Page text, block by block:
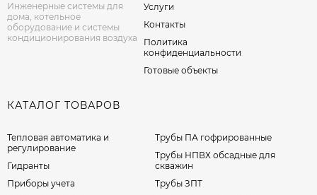
Инженерные системы для
дома, котельное
оборудование и системы
кондиционирования воздуха
Услуги
Контакты
Политика
конфиденциальности
Готовые объекты
КАТАЛОГ ТОВАРОВ
Тепловая автоматика и
регулирование
Гидранты
Приборы учета
Трубы ПА гофрированные
Трубы НПВХ обсадные для
скважин
Трубы ЗПТ